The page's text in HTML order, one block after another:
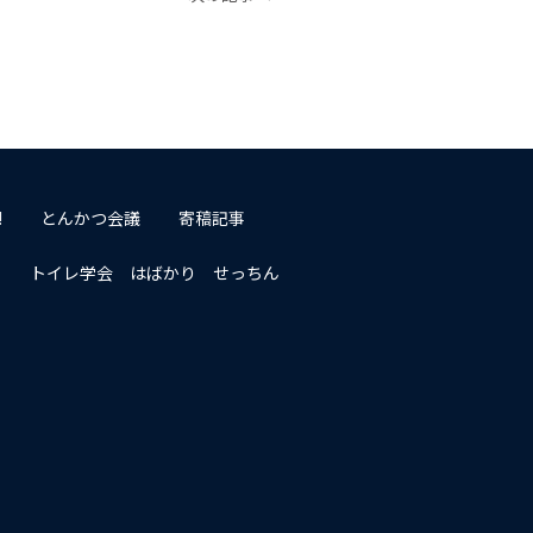
とんかつ会議 寄稿記事
トイレ学会 はばかり せっちん